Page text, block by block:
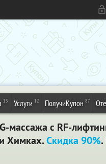
13 Услуги 12 ПолучиКупон 87
массажа с RF-
Химках.Скидка 90%